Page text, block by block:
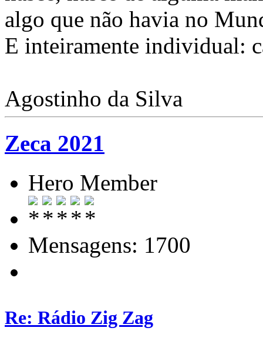
algo que não havia no
E inteiramente individual:
Agostinho da Silva
Zeca 2021
Hero Member
Mensagens: 1700
Re: Rádio Zig Zag